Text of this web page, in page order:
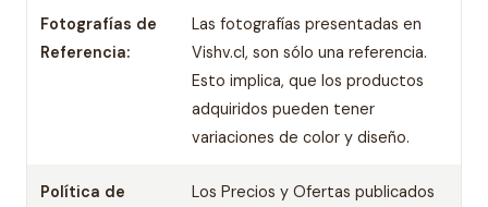
Fotografías de
Referencia:
Las fotografías presentadas en
Vishv.cl, son sólo una referencia.
Esto implica, que los productos
adquiridos pueden tener
variaciones de color y diseño.
Política de
Los Precios y Ofertas publicados